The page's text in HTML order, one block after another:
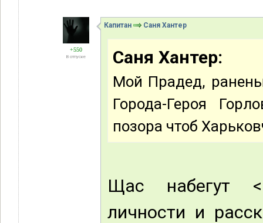
+550
В отпуске
Капитан Саня Хантер
Саня Хантер:
Мой Прадед,
Города-Героя
позора чтоб
Щас набегут
личности и